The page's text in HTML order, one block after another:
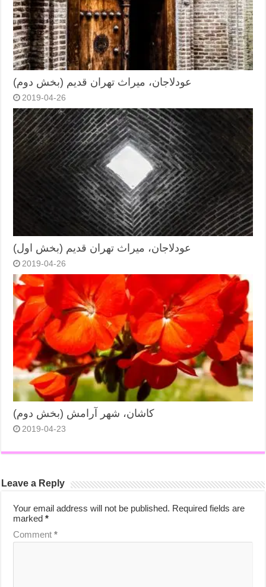
عودلاجان، میراث تهران قدیم (بخش دوم)
2019-04-26
عودلاجان، میراث تهران قدیم (بخش اول)
2019-04-26
کاشان، شهر آرامش (بخش دوم)
2019-04-23
Leave a Reply
Your email address will not be published. Required fields are
marked*
Comment*